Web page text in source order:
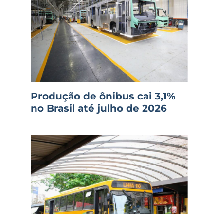
Produção de ônibus cai 3,1%
no Brasil até julho de 2026